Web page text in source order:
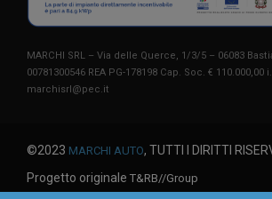
MARCHI SRL – Via delle Querce, 1/3/5 – 06083
00781300546 REA PG-178198 Cap. Soc. € 110.000,00
marchisrl@pec.it
©2023 MARCHI AUTO, TUTTI I DIRITTI
Progetto originale T&RB//Group